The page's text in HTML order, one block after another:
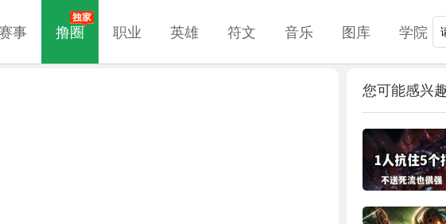
事 撸圈 职业 英雄 符文 音乐 图库 学院
您可能感兴
2023-08-28